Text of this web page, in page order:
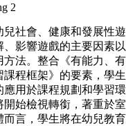
2
兒社會、健康和發展性
、影響遊戲的主要因素
方法。整合《有能力、
課程框架》的要素，學
用於課程規劃和學習環
始檢視轉銜，著重於
言，學生將在幼兒教